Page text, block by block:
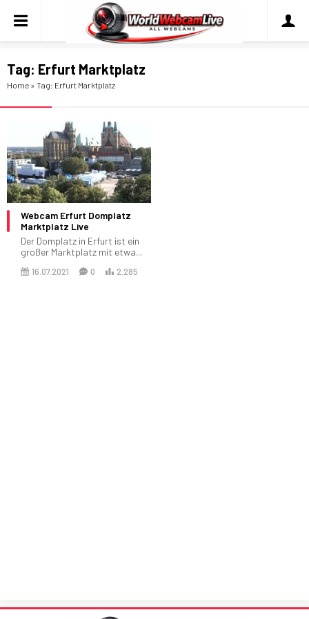
Tag: Erfurt Marktplatz
Home » Tag: Erfurt Marktplatz
Webcam Erfurt Domplatz
Marktplatz Live
Der Domplatz in Erfurt ist ein
großer Marktplatz mit etwa...
16.07.2021 0 2.285